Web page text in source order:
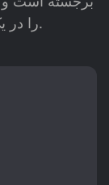
را در یک برنامه قدرتمند ترکیب می‌کند.